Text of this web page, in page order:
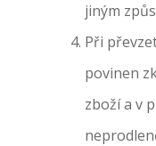
jiným
Při
povinen
zboží a v